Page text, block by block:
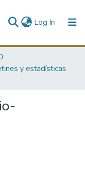
Log In (current)
y estadísticas